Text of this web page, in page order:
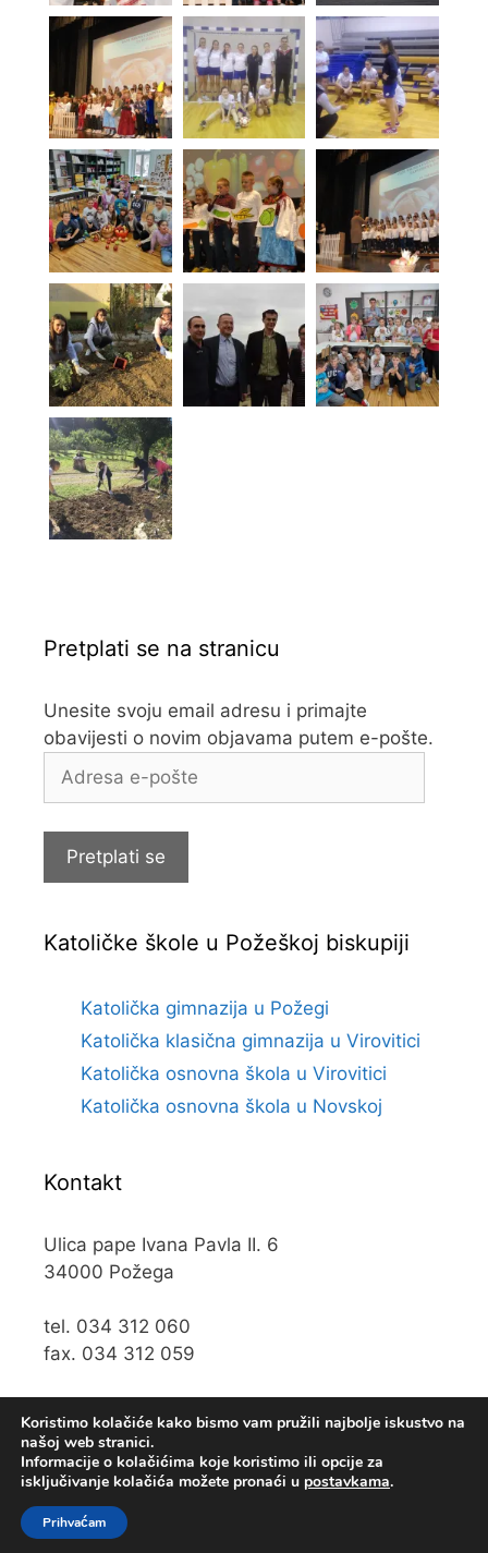
Pretplati se na stranicu
Unesite svoju email adresu i primajte
obavijesti o novim objavama putem e-pošte.
Adresa
Pretplati se
Katoličke škole u Požeškoj biskupiji
Katolička gimnazija u Požegi
Katolička klasična gimnazija u Virovitici
Katolička osnovna škola u Virovitici
Katolička osnovna škola u Novskoj
Kontakt
Ulica pape Ivana Pavla II. 6
34000 Požega
tel. 034 312 060
fax. 034 312 059
Koristimo kolačiće kako bismo vam pružili najbolje iskustvo na
našoj web stranici.
Informacije o kolačićima koje koristimo ili opcije za
isključivanje kolačića možete pronaći u postavkama.
Prihvaćam